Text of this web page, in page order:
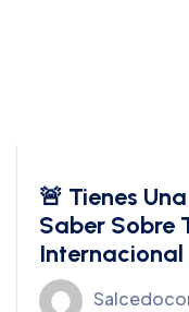
🚨 Tienes
Saber Sobre
Internacional